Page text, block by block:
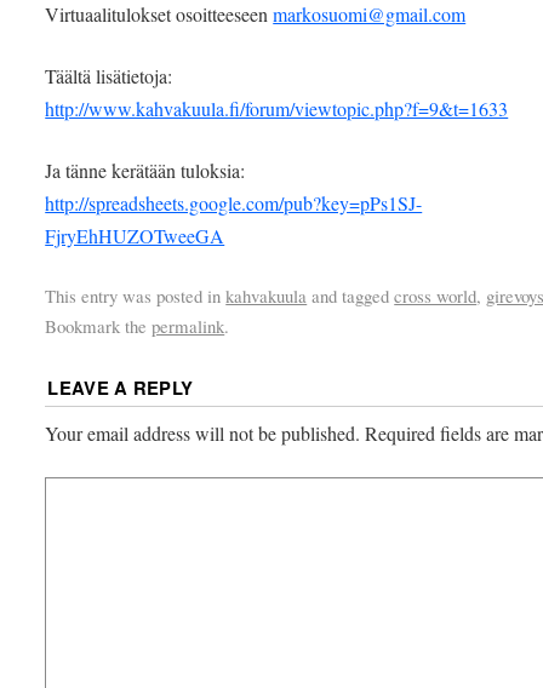
Virtuaalitulokset osoitteeseenmarkosuomi@gmail.com
Täältä lisätietoja:
http://www.kahvakuula.fi/forum/viewtopic.php?f=9&t=1633
Ja tänne kerätään tuloksia:
http://spreadsheets.google.com/pub?key=pPs1SJ-
FjryEhHUZOTweeGA
This entry was posted inkahvakuula and taggedcross world,
Bookmark thepermalink.
LEAVE A REPLY
Your email address will not be published. Required fields are